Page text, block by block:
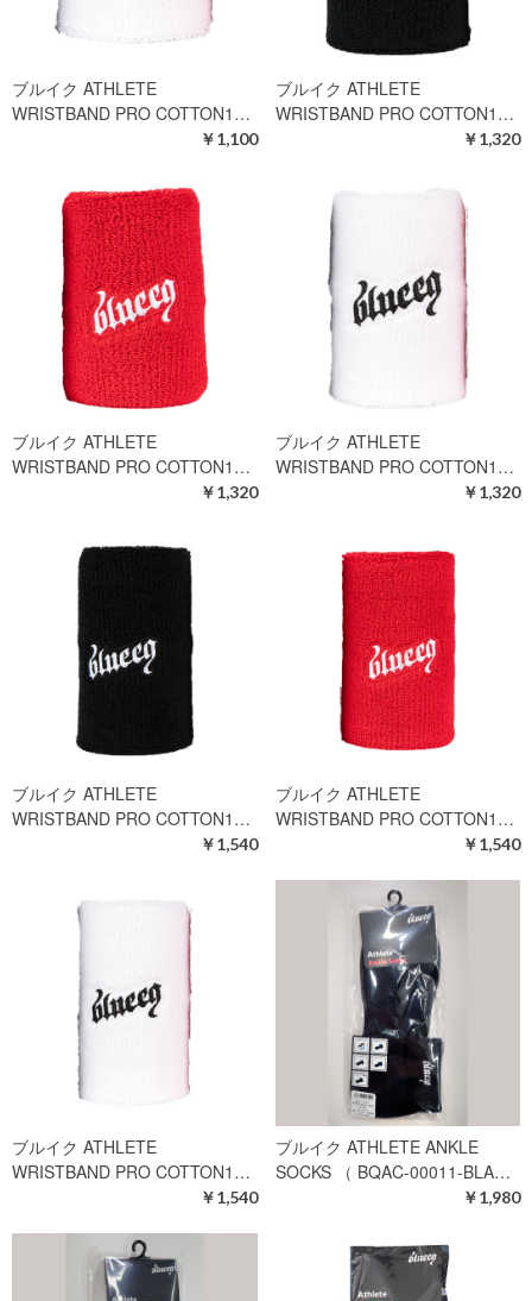
ブルイク ATHLETE
WRISTBAND PRO COTTON1…
￥1,100
ブルイク ATHLETE
WRISTBAND PRO COTTON1…
￥1,320
ブルイク ATHLETE
WRISTBAND PRO COTTON1…
￥1,320
ブルイク ATHLETE
WRISTBAND PRO COTTON1…
￥1,320
ブルイク ATHLETE
WRISTBAND PRO COTTON1…
￥1,540
ブルイク ATHLETE
WRISTBAND PRO COTTON1…
￥1,540
ブルイク ATHLETE
WRISTBAND PRO COTTON1…
￥1,540
ブルイク ATHLETE ANKLE
SOCKS （ BQAC-00011-BLA…
￥1,980